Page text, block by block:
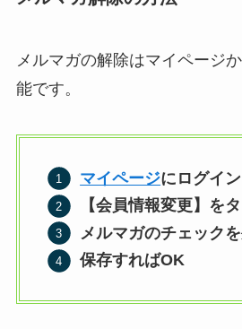
メルマガの解除はマイページ
能です。
マイページにログイン
【会員情報変更】を
メルマガのチェック
保存すればOK